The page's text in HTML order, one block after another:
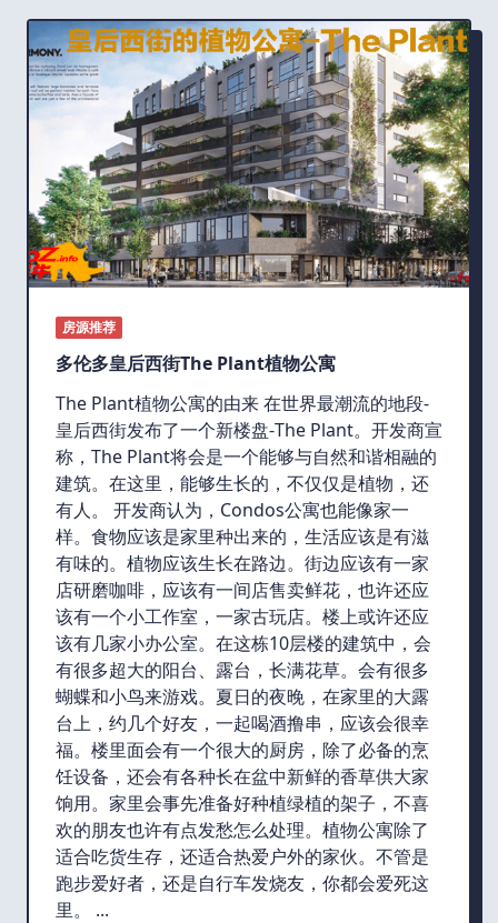
房源推荐
多伦多皇后西街The Plant植物公寓
The Plant植物公寓的由来 在世界最潮流的地段-
皇后西街发布了一个新楼盘-The Plant。开发商宣
称，The Plant将会是一个能够与自然和谐相融的
建筑。在这里，能够生长的，不仅仅是植物，还
有人。 开发商认为，Condos公寓也能像家一
样。食物应该是家里种出来的，生活应该是有滋
有味的。植物应该生长在路边。街边应该有一家
店研磨咖啡，应该有一间店售卖鲜花，也许还应
该有一个小工作室，一家古玩店。楼上或许还应
该有几家小办公室。在这栋10层楼的建筑中，会
有很多超大的阳台、露台，长满花草。会有很多
蝴蝶和小鸟来游戏。夏日的夜晚，在家里的大露
台上，约几个好友，一起喝酒撸串，应该会很幸
福。楼里面会有一个很大的厨房，除了必备的烹
饪设备，还会有各种长在盆中新鲜的香草供大家
饷用。家里会事先准备好种植绿植的架子，不喜
欢的朋友也许有点发愁怎么处理。植物公寓除了
适合吃货生存，还适合热爱户外的家伙。不管是
跑步爱好者，还是自行车发烧友，你都会爱死这
里。
...